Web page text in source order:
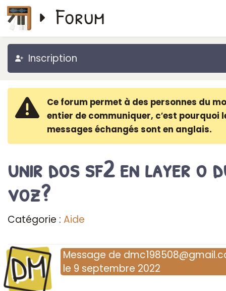
Forum
Inscription
Ce forum permet à des personnes du
entier de communiquer, c′est pourquoi
messages échangés sont en anglais.
unir dos sf2 en layer o
voz?
Catégorie : Aide
DM Message de
le 9 septembre 2022